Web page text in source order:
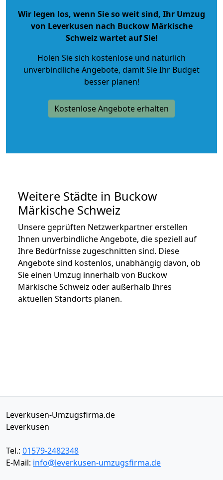
Wir legen los, wenn Sie so weit sind, Ihr Umzug
von Leverkusen nach Buckow Märkische
Schweiz wartet auf Sie!
Holen Sie sich kostenlose und natürlich
unverbindliche Angebote, damit Sie Ihr Budget
besser planen!
Kostenlose Angebote erhalten
Weitere Städte in Buckow
Märkische Schweiz
Unsere geprüften Netzwerkpartner erstellen
Ihnen unverbindliche Angebote, die speziell auf
Ihre Bedürfnisse zugeschnitten sind. Diese
Angebote sind kostenlos, unabhängig davon, ob
Sie einen Umzug innerhalb von Buckow
Märkische Schweiz oder außerhalb Ihres
aktuellen Standorts planen.
Leverkusen-Umzugsfirma.de
Leverkusen
Tel.: 01579-2482348
E-Mail: info@leverkusen-umzugsfirma.de